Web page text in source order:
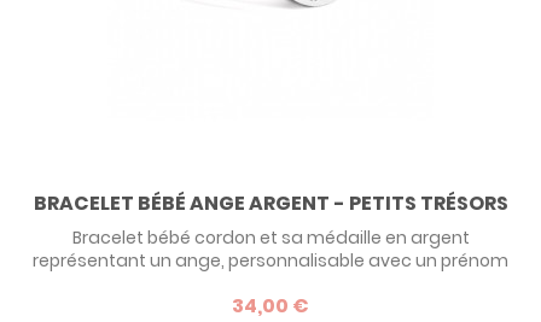
BRACELET BÉBÉ ANGE ARGENT - PETITS TRÉSORS
Bracelet bébé cordon et sa médaille en argent
représentant un ange, personnalisable avec un prénom
le plus jeune âge. Découvrez aussi notre collection de
34,00 €